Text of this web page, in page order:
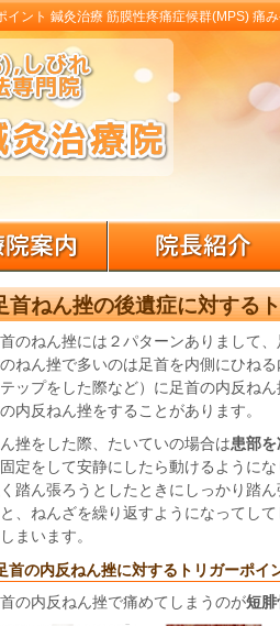
ント 鍼灸治療 筋膜性疼痛症候群(MPS) 痛
首ねん挫の後遺症に対する
のねん挫には２パターンありまして
ねん挫で多いのは足首を内側にひね
ップをした際など）に足首の内反ね
内反ねん挫をすることがあります。
挫をした際、たいていの場合は患部
定をして安静にしたら動けるように
踏ん張ろうとしたときにしっかり踏
と、ねんざを繰り返すようになってし
まいます。
首の内反ねん挫に対するトリガーポイ
の内反ねん挫で痛めてしまうのが短腓